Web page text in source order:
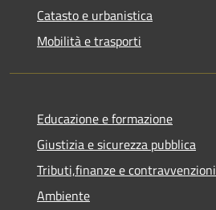
Catasto e urbanistica
Mobilità e trasporti
Educazione e formazione
Giustizia e sicurezza pubblica
Tributi,finanze e contravvenzioni
Ambiente